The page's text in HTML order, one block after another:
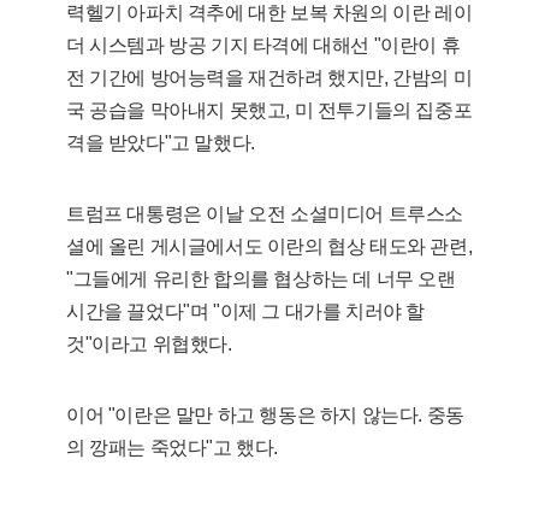
력헬기 아파치 격추에 대한 보복 차원의 이란 레이
더 시스템과 방공 기지 타격에 대해선 "이란이 휴
전 기간에 방어능력을 재건하려 했지만, 간밤의 미
국 공습을 막아내지 못했고, 미 전투기들의 집중포
격을 받았다"고 말했다.
트럼프 대통령은 이날 오전 소셜미디어 트루스소
셜에 올린 게시글에서도 이란의 협상 태도와 관련,
"그들에게 유리한 합의를 협상하는 데 너무 오랜
시간을 끌었다"며 "이제 그 대가를 치러야 할
것"이라고 위협했다.
이어 "이란은 말만 하고 행동은 하지 않는다. 중동
의 깡패는 죽었다"고 했다.